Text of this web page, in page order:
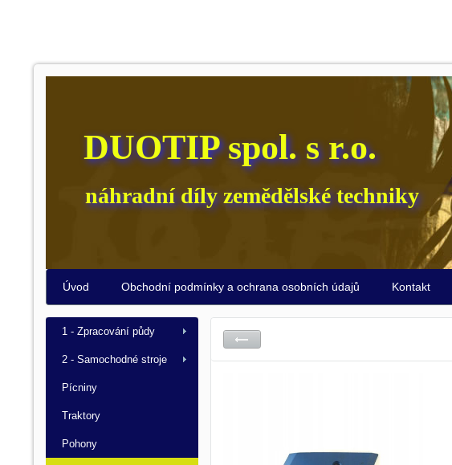
DUOTIP spol. s r.o.
náhradní díly zemědělské techniky
Úvod Obchodní podmínky a ochrana osobních údajů Kontakt
1 - Zpracování půdy
2 - Samochodné stroje
Pícniny
Traktory
Pohony